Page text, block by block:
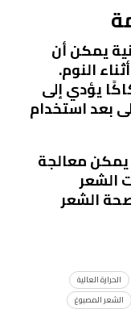
يمكن أن
النوم.
يؤدي إلى
بعد استخدام
يمكن معالجة
الشعر
الشعر
الحرارة العالية
الشعر المصبوغ